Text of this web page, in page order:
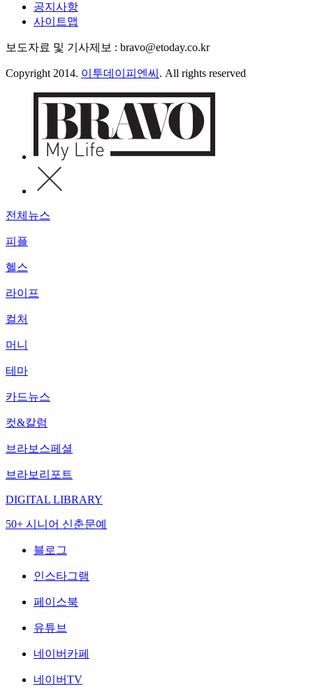
공지사항
사이트맵
보도자료 및 기사제보 : bravo@etoday.co.kr
Copyright 2014. 이투데이피엔씨 . All rights reserved
전체뉴스
피플
헬스
라이프
컬처
머니
테마
카드뉴스
컷&칼럼
브라보스페셜
브라보리포트
DIGITAL LIBRARY
50+ 시니어 신춘문예
블로그
인스타그램
페이스북
유튜브
네이버카페
네이버TV